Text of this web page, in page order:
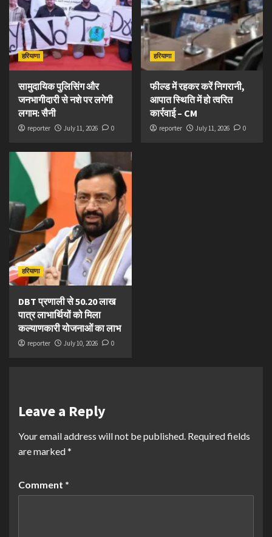
हरियाणा
सामुदायिक पुलिसिंग और
जनभागीदारी से नशे पर लगेगी
लगाम: सैनी
reporter July 11, 2026 0
हरियाणा
फील्ड में रहकर करें निगरानी,
आपात स्थिति में हो त्वरित
कार्रवाई – CM
reporter July 11, 2026 0
हरियाणा
DBT प्रणाली से 50.20 लाख
पात्र लाभार्थियों को मिला
कल्याणकारी योजनाओं का लाभ
reporter July 10, 2026 0
Leave a Reply
Your email address will not be published. Required fields
are marked*
Comment *